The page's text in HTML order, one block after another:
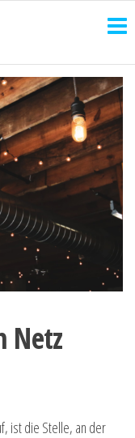
Netz
ist die Stelle, an der